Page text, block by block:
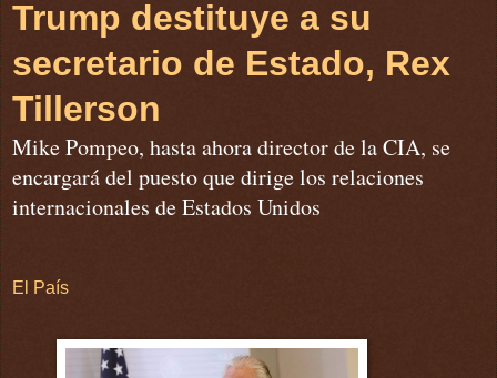
Trump destituye a su
secretario de Estado, Rex
Tillerson
Mike Pompeo, hasta ahora director de la CIA, se
encargará del puesto que dirige los relaciones
internacionales de Estados Unidos
El País